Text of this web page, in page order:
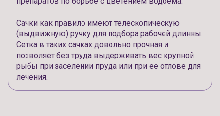
Сачки как правило имеют телескопическую
(выдвижную) ручку для подбора рабочей длинны.
Сетка в таких сачках довольно прочная и
позволяет без труда выдерживать вес крупной
рыбы при заселении пруда или при ее отлове для
лечения.